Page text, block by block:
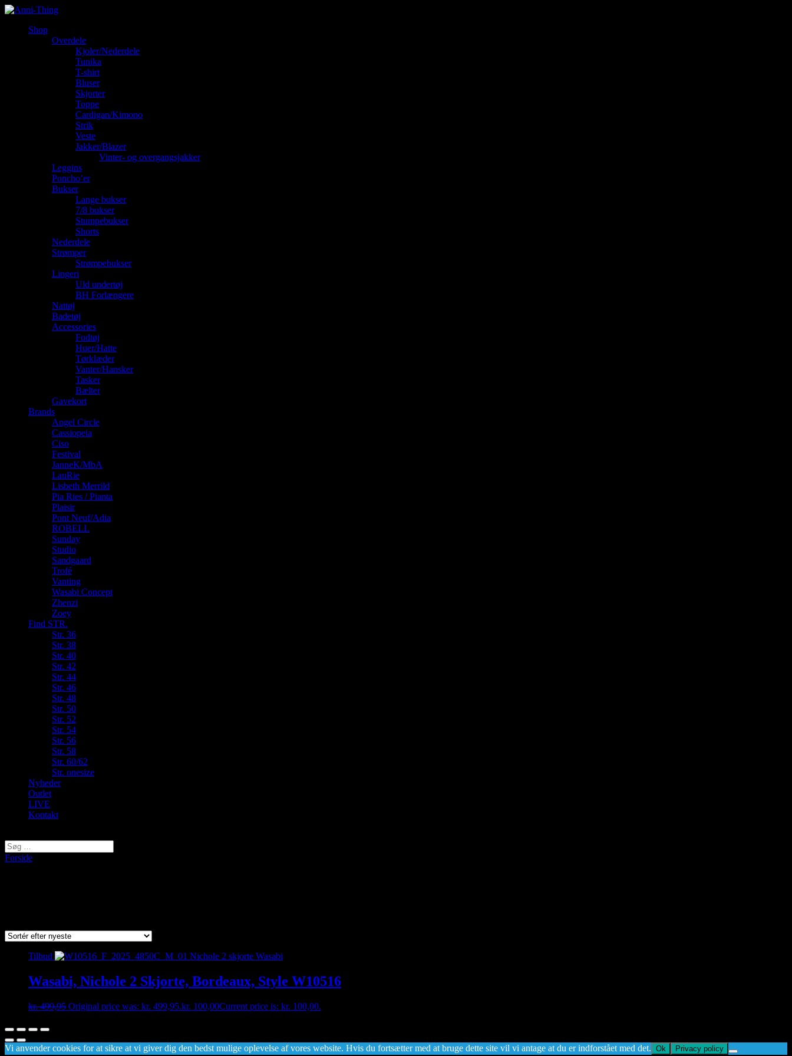
Shop
Overdele
Kjoler/Nederdele
Tunika
T-shirt
Bluser
Skjorter
Toppe
Cardigan/Kimono
Strik
Veste
Jakker/Blazer
Vinter- og overgangsjakker
Leggins
Poncho’er
Bukser
Lange bukser
7/8 bukser
Stumpebukser
Shorts
Nederdele
Strømper
Strømpebukser
Lingeri
Uld undertøj
BH Forlængere
Nattøj
Badetøj
Accessories
Fodtøj
Huer/Hatte
Tørklæder
Vanter/Hansker
Tasker
Bælter
Gavekort
Brands
Angel Circle
Cassiopeia
Ciso
Festival
JanneK/MbA
LauRie
Lisbeth Merrild
Pia Ries / Pianta
Plaisir
Pont Neuf/Adia
ROBELL
Sunday
Studio
Sandgaard
Trofé
Vanting
Wasabi Concept
Zhenzi
Zoey
Find STR.
Str. 36
Str. 38
Str. 40
Str. 42
Str. 44
Str. 46
Str. 48
Str. 50
Str. 52
Str. 54
Str. 56
Str. 58
Str. 60/62
Str. onesize
Nyheder
Outlet
LIVE
Kontakt
Forside
Tilbud
Wasabi, Nichole 2 Skjorte, Bordeaux, Style W10516
kr.499,95 Original price was: kr. 499,95.kr. 100,00Current price is: kr. 100,00.
Vi anvender cookies for at sikre at vi giver dig den bedst mulige oplevelse af vores website. Hvis du fortsætter med at bruge dette site vil vi antage at du er indforstået med det. Ok Privacy policy